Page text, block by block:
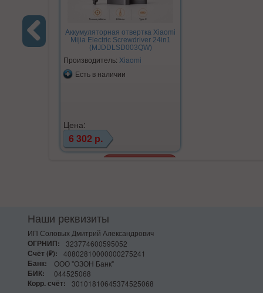
Аккумуляторная отвертка Xiaomi
Mijia Electric Screwdriver 24in1
(MJDDLSD003QW)
Производитель: Xiaomi
Есть в наличии
Цена:
6 302 р.
Наши реквизиты
ИП Соловых Дмитрий Александрович
ОГРНИП:
323774600595052
Счёт (₽):
40802810000000275241
Банк:
ООО "ОЗОН Банк"
БИК:
044525068
Корр. счёт:
30101810645374525068